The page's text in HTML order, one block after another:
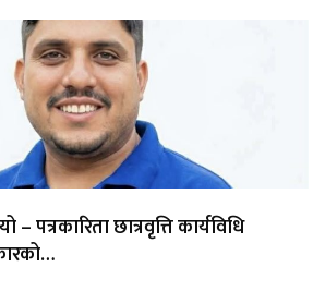
पत्रकारिता छात्रवृत्ति कार्यविधि